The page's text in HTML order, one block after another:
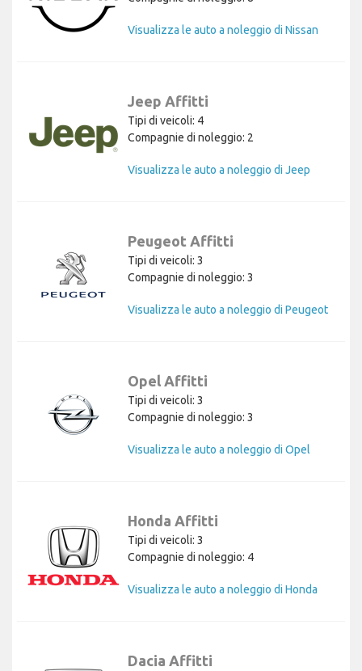
Visualizza le auto a noleggio di Nissan
Jeep Affitti
Tipi di veicoli: 4
Compagnie di noleggio: 2
Visualizza le auto a noleggio di Jeep
Peugeot Affitti
Tipi di veicoli: 3
Compagnie di noleggio: 3
Visualizza le auto a noleggio di Peugeot
Opel Affitti
Tipi di veicoli: 3
Compagnie di noleggio: 3
Visualizza le auto a noleggio di Opel
Honda Affitti
Tipi di veicoli: 3
Compagnie di noleggio: 4
Visualizza le auto a noleggio di Honda
Dacia Affitti